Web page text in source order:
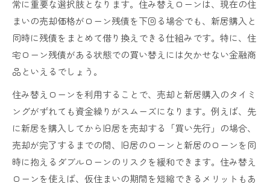
常に重要な選択肢となります。住み替えローンは、現在の住
まいの売却価格がローン残債を下回る場合でも、新居購入と
同時に残債をまとめて借り換えできる仕組みです。特に、住
宅ローン残債がある状態での買い替えには欠かせない金融商
品といえるでしょう。
住み替えローンを利用することで、売却と新居購入のタイミ
ングがずれても資金繰りがスムーズになります。例えば、先
に新居を購入してから旧居を売却する「買い先行」の場合、
売却が完了するまでの間、旧居のローンと新居のローンを同
時に抱えるダブルローンのリスクを緩和できます。住み替え
ローンを使えば、仮住まいの期間を短縮できるメリットもあ